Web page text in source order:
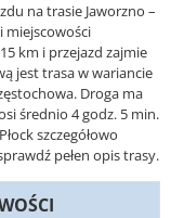
na trasie Jaworzno –
miejscowości
km i przejazd zajmie
jest trasa w wariancie
Droga ma
średnio 4 godz. 5 min.
szczegółowo
pełen opis trasy.